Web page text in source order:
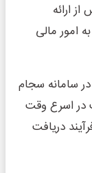
آبان 1405 و پس از ارائه
امور مالی
سامانه سجام
در اسرع وقت
دریافت